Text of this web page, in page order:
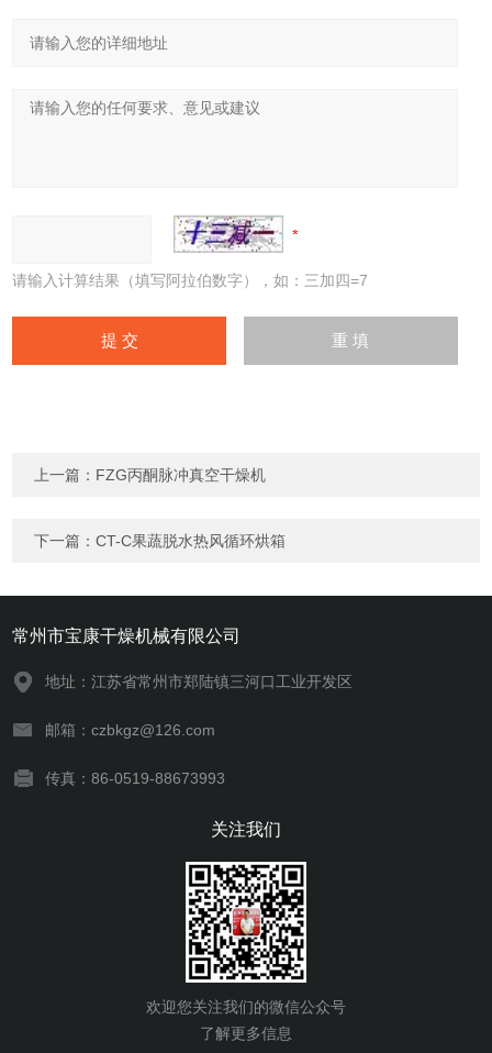
请输入计算结果（填写阿拉伯数字），如：三加四=7
上一篇： FZG丙酮脉冲真空干燥机
下一篇：CT-C果蔬脱水热风循环烘箱
常州市宝康干燥机械有限公司
地址：江苏省常州市郑陆镇三河口工业开发区
邮箱：czbkgz@126.com
传真：86-0519-88673993
关注我们
欢迎您关注我们的微信公众号
了解更多信息